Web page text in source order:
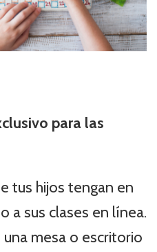
para las
tus hijos tengan en
a sus clases en línea.
mesa o escritorio